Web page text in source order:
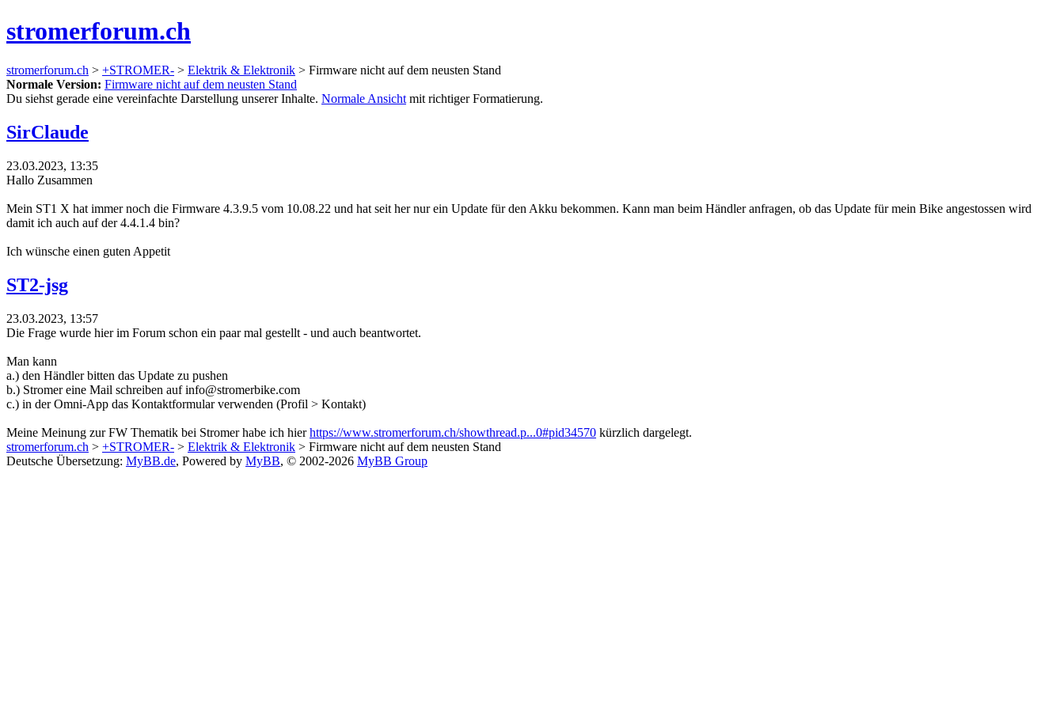
stromerforum.ch
stromerforum.ch > +STROMER- > Elektrik & Elektronik > Firmware nicht auf dem neusten Stand
Normale Version: Firmware nicht auf dem neusten Stand
Du siehst gerade eine vereinfachte Darstellung unserer Inhalte. Normale Ansicht mit richtiger Formatierung.
SirClaude
23.03.2023, 13:35
Hallo Zusammen
Mein ST1 X hat immer noch die Firmware 4.3.9.5 vom 10.08.22 und hat seit her nur ein Update für den Akku bekommen. Kann man beim Händler anfragen, ob das Update für mein Bike angestossen wird
damit ich auch auf der 4.4.1.4 bin?
Ich wünsche einen guten Appetit
ST2-jsg
23.03.2023, 13:57
Die Frage wurde hier im Forum schon ein paar mal gestellt - und auch beantwortet.
Man kann
a.) den Händler bitten das Update zu pushen
b.) Stromer eine Mail schreiben auf info@stromerbike.com
c.) in der Omni-App das Kontaktformular verwenden (Profil > Kontakt)
Meine Meinung zur FW Thematik bei Stromer habe ich hierhttps://www.stromerforum.ch/showthread.p...0#pid34570 kürzlich dargelegt.
stromerforum.ch > +STROMER- > Elektrik & Elektronik > Firmware nicht auf dem neusten Stand
Deutsche Übersetzung: MyBB.de, Powered by MyBB, © 2002-2026 MyBB Group